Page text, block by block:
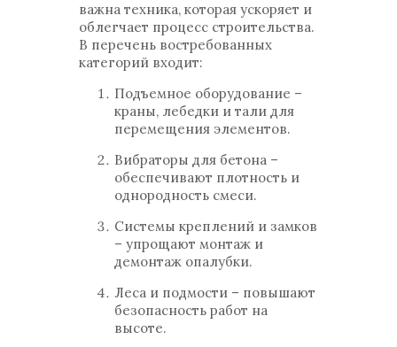
важна техника, которая ускоряет и
облегчает процесс строительства.
В перечень востребованных
категорий входит:
Подъемное оборудование –
краны, лебедки и тали для
перемещения элементов.
Вибраторы для бетона –
обеспечивают плотность и
однородность смеси.
Системы креплений и замков
– упрощают монтаж и
демонтаж опалубки.
Леса и подмости – повышают
безопасность работ на
высоте.